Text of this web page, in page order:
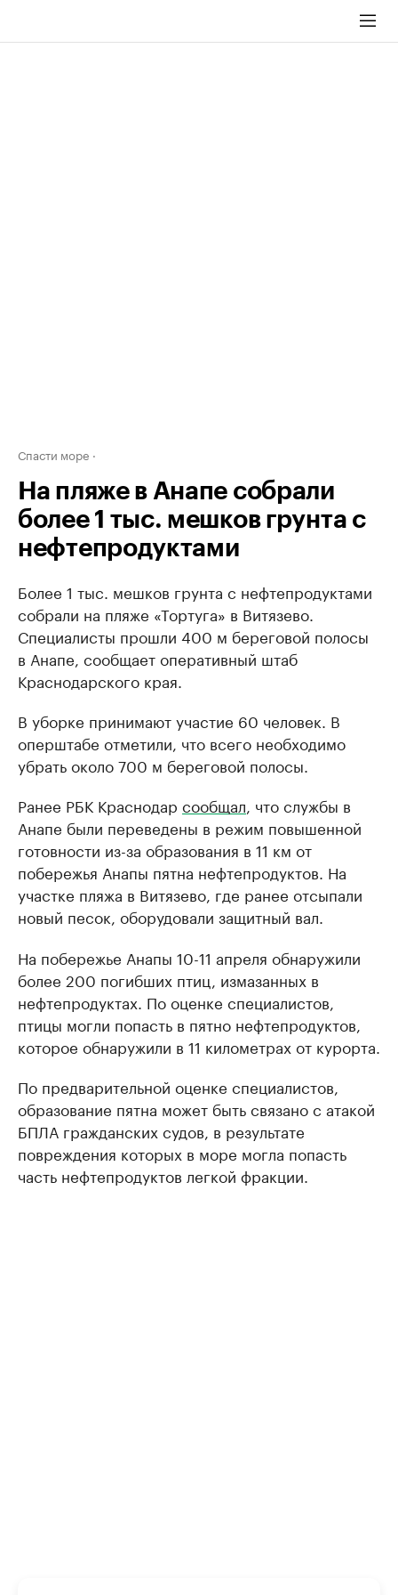
Спасти море
На пляже в Анапе собрали
более 1 тыс. мешков грунта с
нефтепродуктами
Более 1 тыс. мешков грунта с нефтепродуктами
собрали на пляже «Тортуга» в Витязево.
Специалисты прошли 400 м береговой полосы
в Анапе, сообщает оперативный штаб
Краснодарского края.
В уборке принимают участие 60 человек. В
оперштабе отметили, что всего необходимо
убрать около 700 м береговой полосы.
Ранее РБК Краснодар сообщал , что службы в
Анапе были переведены в режим повышенной
готовности из-за образования в 11 км от
побережья Анапы пятна нефтепродуктов. На
участке пляжа в Витязево, где ранее отсыпали
новый песок, оборудовали защитный вал.
На побережье Анапы 10-11 апреля обнаружили
более 200 погибших птиц, измазанных в
нефтепродуктах. По оценке специалистов,
птицы могли попасть в пятно нефтепродуктов,
которое обнаружили в 11 километрах от курорта.
По предварительной оценке специалистов,
образование пятна может быть связано с атакой
БПЛА гражданских судов, в результате
повреждения которых в море могла попасть
часть нефтепродуктов легкой фракции.